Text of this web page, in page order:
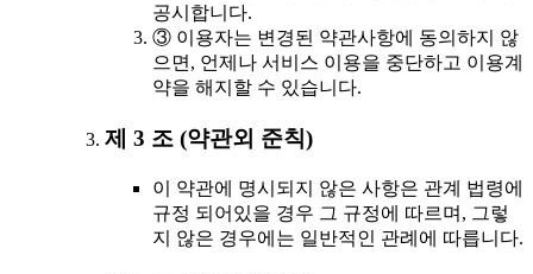
공시합니다.
③ 이용자는 변경된 약관사항에 동의하지 않
으면, 언제나 서비스 이용을 중단하고 이용계
약을 해지할 수 있습니다.
제 3 조 (약관외 준칙)
이 약관에 명시되지 않은 사항은 관계 법령에
규정 되어있을 경우 그 규정에 따르며, 그렇
지 않은 경우에는 일반적인 관례에 따릅니다.